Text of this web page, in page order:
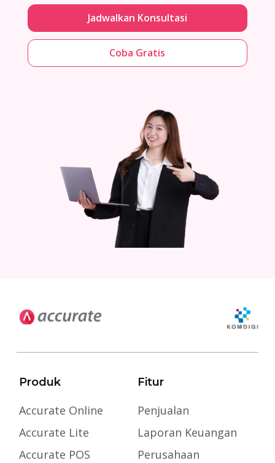
Jadwalkan Konsultasi
Coba Gratis
Produk
Accurate Online
Accurate Lite
Accurate POS
Fitur
Penjualan
Laporan Keuangan
Perusahaan